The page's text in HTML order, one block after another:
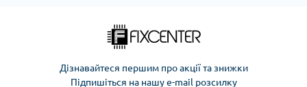
Дізнавайтеся першим про акції та знижки
Підпишіться на нашу e-mail розсилку